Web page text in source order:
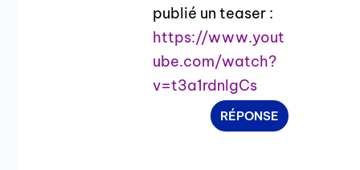
publié un teaser :
https://www.yout
ube.com/watch?
v=t3a1rdnlgCs
RÉPONSE